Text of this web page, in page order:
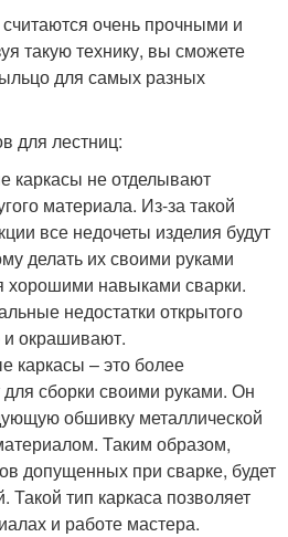
очень прочными и
такую технику, вы сможете
для самых разных
для лестниц:
каркасы не отделывают
материала. Из-за такой
все недочеты изделия будут
делать их своими руками
навыками сварки.
недостатки открытого
окрашивают.
каркасы – это более
сборки своими руками. Он
обшивку металлической
Таким образом,
допущенных при сварке, будет
Такой тип каркаса позволяет
и работе мастера.